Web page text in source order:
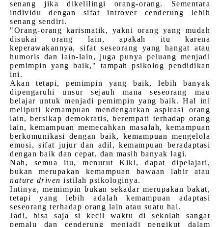
senang jika dikelilingi orang-orang. Sementara
individu dengan sifat introver cenderung lebih
senang sendiri.
"Orang-orang karismatik, yakni orang yang mudah
disukai orang lain, apakah itu karena
keperawakannya, sifat seseorang yang hangat atau
humoris dan lain-lain, juga punya peluang menjadi
pemimpin yang baik," tampah psikolog pendidikan
ini.
Akan tetapi, pemimpin yang baik, lebih banyak
dipengaruhi unsur sejauh mana seseorang mau
belajar untuk menjadi pemimpin yang baik. Hal ini
meliputi kemampuan mendengarkan aspirasi orang
lain, bersikap demokratis, berempati terhadap orang
lain, kemampuan memecahkan masalah, kemampuan
berkomunikasi dengan baik, kemampuan mengelola
emosi, sifat jujur dan adil, kemampuan beradaptasi
dengan baik dan cepat, dan masih banyak lagi.
Nah, semua itu, menurut Kiki, dapat dipelajari,
bukan merupakan kemampuan bawaan lahir atau
nature driven istilah psikologinya.
Intinya, memimpin bukan sekadar merupakan bakat,
tetapi yang lebih adalah kemampuan adaptasi
seseorang terhadap orang lain atau suatu hal.
Jadi, bisa saja si kecil waktu di sekolah sangat
pemalu dan cenderung menjadi pengikut dalam